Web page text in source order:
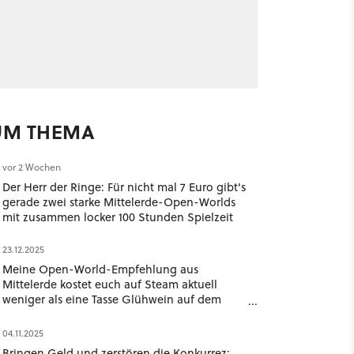
THEMA
vor 2 Wochen
Der Herr der Ringe: Für nicht mal 7 Euro gibt's
gerade zwei starke Mittelerde-Open-Worlds
mit zusammen locker 100 Stunden Spielzeit
23.12.2025
Meine Open-World-Empfehlung aus
Mittelerde kostet euch auf Steam aktuell
weniger als eine Tasse Glühwein auf dem
04.11.2025